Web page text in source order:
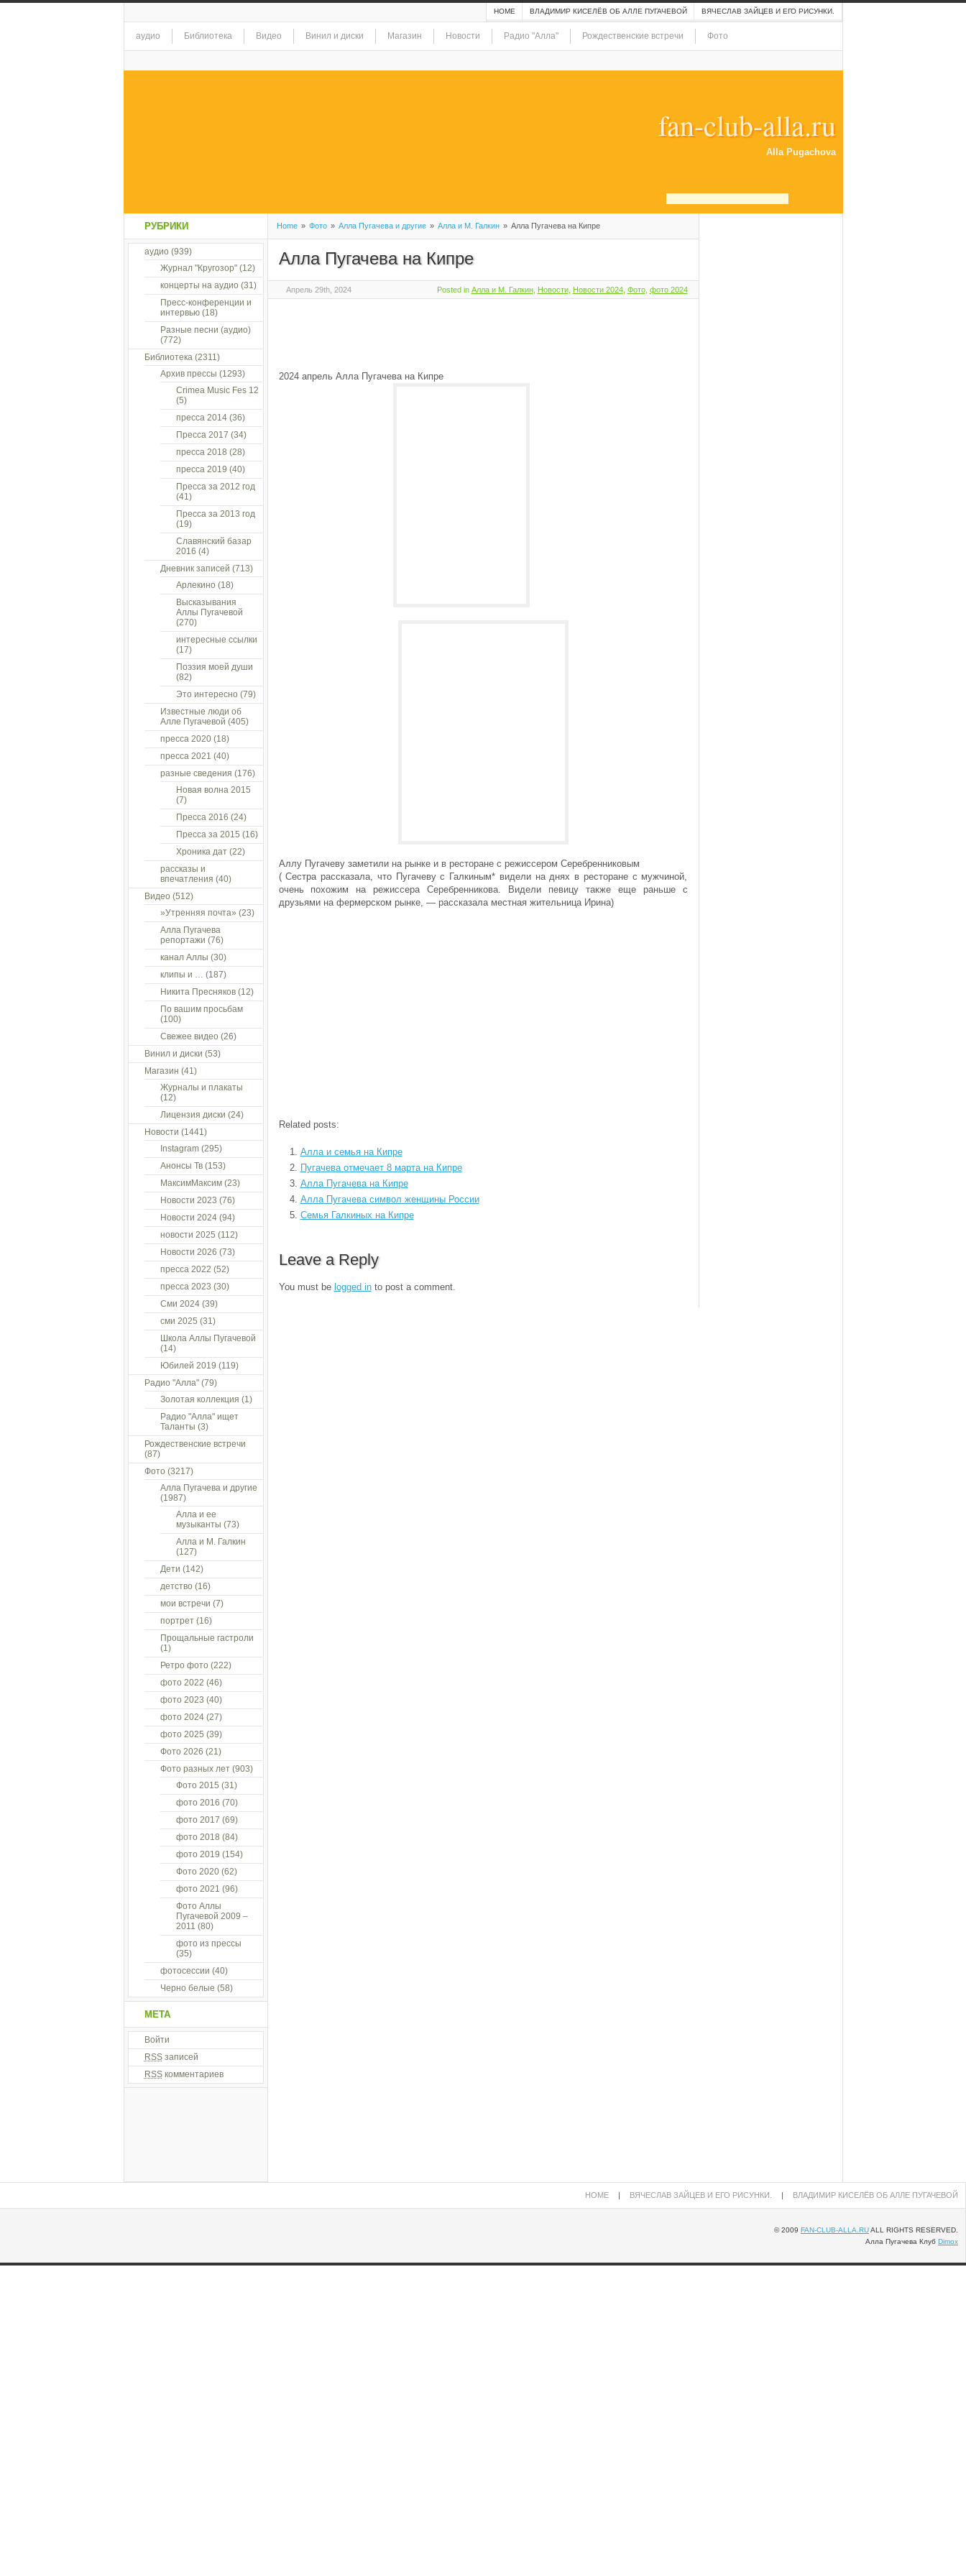
fan-club-alla.ru
Alla Pugachova
HOME ВЛАДИМИР КИСЕЛЁВ ОБ АЛЛЕ ПУГАЧЕВОЙ ВЯЧЕСЛАВ ЗАЙЦЕВ И ЕГО РИСУНКИ.
аудио Библиотека Видео Винил и диски Магазин Новости Радио "Алла" Рождественские встречи Фото
Home » Фото » Алла Пугачева и другие » Алла и М. Галкин » Алла Пугачева на Кипре
Алла Пугачева на Кипре
Апрель 29th, 2024 Posted in Алла и М. Галкин, Новости, Новости 2024, Фото, фото 2024
2024 апрель Алла Пугачева на Кипре
Аллу Пугачеву заметили на рынке и в ресторане с режиссером Серебренниковым
( Сестра рассказала, что Пугачеву с Галкиным* видели на днях в ресторане с мужчиной,
очень похожим на режиссера Серебренникова. Видели певицу также еще раньше с
друзьями на фермерском рынке, — рассказала местная жительница Ирина)
Related posts:
Алла и семья на Кипре
Пугачева отмечает 8 марта на Кипре
Алла Пугачева на Кипре
Алла Пугачева символ женщины России
Семья Галкиных на Кипре
Leave a Reply
You must be logged into post a comment.
РУБРИКИ
аудио (939)
Журнал "Кругозор"(12)
концерты на аудио (31)
Пресс-конференции и
интервью(18)
Разные песни (аудио)
(772)
Библиотека(2311)
Архив прессы (1293)
Crimea Music Fes 12
(5)
пресса 2014(36)
Пресса 2017 (34)
пресса 2018 (28)
пресса 2019 (40)
Пресса за 2012 год
(41)
Пресса за 2013 год
(19)
Славянский базар
2016 (4)
Дневник записей (713)
Арлекино (18)
Высказывания
Аллы Пугачевой
(270)
интересные ссылки
(17)
Поэзия моей души
(82)
Это интересно (79)
Известные люди об
Алле Пугачевой (405)
пресса 2020(18)
пресса 2021 (40)
разные сведения (176)
Новая волна 2015
(7)
Пресса 2016 (24)
Пресса за 2015 (16)
Хроника дат(22)
рассказы и
впечатления (40)
Видео (512)
»Утренняя почта» (23)
Алла Пугачева
репортажи (76)
канал Аллы (30)
клипы и … (187)
Никита Пресняков(12)
По вашим просьбам
(100)
Свежее видео (26)
Винил и диски (53)
Магазин (41)
Журналы и плакаты
(12)
Лицензия диски (24)
Новости (1441)
Instagram(295)
Анонсы Тв(153)
МаксимМаксим(23)
Новости 2023 (76)
Новости 2024(94)
новости 2025 (112)
Новости 2026 (73)
пресса 2022 (52)
пресса 2023 (30)
Сми 2024(39)
сми 2025 (31)
Школа Аллы Пугачевой
(14)
Юбилей 2019 (119)
Радио "Алла"(79)
Золотая коллекция (1)
Радио "Алла" ищет
Таланты (3)
Рождественские встречи
(87)
Фото (3217)
Алла Пугачева и другие
(1987)
Алла и ее
музыканты (73)
Алла и М. Галкин
(127)
Дети (142)
детство (16)
мои встречи (7)
портрет(16)
Прощальные гастроли
(1)
Ретро фото (222)
фото 2022 (46)
фото 2023 (40)
фото 2024(27)
фото 2025 (39)
Фото 2026 (21)
Фото разных лет(903)
Фото 2015 (31)
фото 2016 (70)
фото 2017 (69)
фото 2018 (84)
фото 2019 (154)
Фото 2020(62)
фото 2021 (96)
Фото Аллы
Пугачевой 2009 –
2011 (80)
фото из прессы
(35)
фотосессии (40)
Черно белые (58)
МЕТА
Войти
RSSзаписей
RSSкомментариев
HOME | ВЯЧЕСЛАВ ЗАЙЦЕВ И ЕГО РИСУНКИ. | ВЛАДИМИР КИСЕЛЁВ ОБ АЛЛЕ ПУГАЧЕВОЙ
© 2009 FAN-CLUB-ALLA.RUALL RIGHTS RESERVED.
Алла Пугачева Клуб Dimox